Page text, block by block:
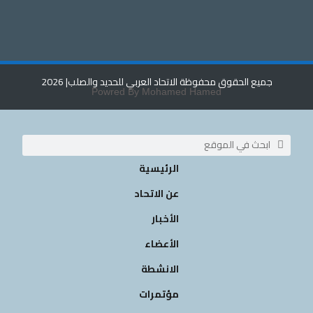
جميع الحقوق محفوظة الاتحاد العربي للحديد والصلب| 2026
Powred By Mohamed Hamed
الرئيسية
عن الاتحاد
الأخبار
الأعضاء
الانشطة
مؤتمرات